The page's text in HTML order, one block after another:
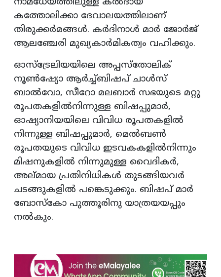
നാമധേയത്തിലുള്ള കല്‍ദായ
കത്തോലിക്കാ ദേവാലയത്തിലാണ്
തിരുക്കര്‍മങ്ങള്‍. കര്‍ദിനാള്‍ മാര്‍ ജോര്‍ജ്
ആലഞ്ചേരി മുഖ്യകാര്‍മികത്വം വഹിക്കും.
ഓസ്ട്രേലിയയിലെ അപ്പസ്തോലിക്
നൂണ്‍ഷ്യോ ആര്‍ച്ച്ബിഷപ് ചാള്‍സ്
ബാല്‍വോ, സീറോ മലബാര്‍ സഭയുടെ മറ്റു
രൂപതകളില്‍നിന്നുള്ള ബിഷപ്പുമാര്‍,
ഓഷ്യാനിയയിലെ വിവിധ രൂപതകളില്‍
നിന്നുള്ള ബിഷപ്പുമാര്‍, മെല്‍ബണ്‍
രൂപതയുടെ വിവിധ ഇടവകകളില്‍നിന്നും
മിഷനുകളില്‍ നിന്നുമുള്ള വൈദികര്‍,
അല്മായ പ്രതിനിധികള്‍ തുടങ്ങിയവര്‍
ചടങ്ങുകളില്‍ പങ്കെടുക്കും. ബിഷപ് മാര്‍
ബോസ്‌കോ പുത്തൂരിനു യാത്രയയപ്പും
നല്‍കും.